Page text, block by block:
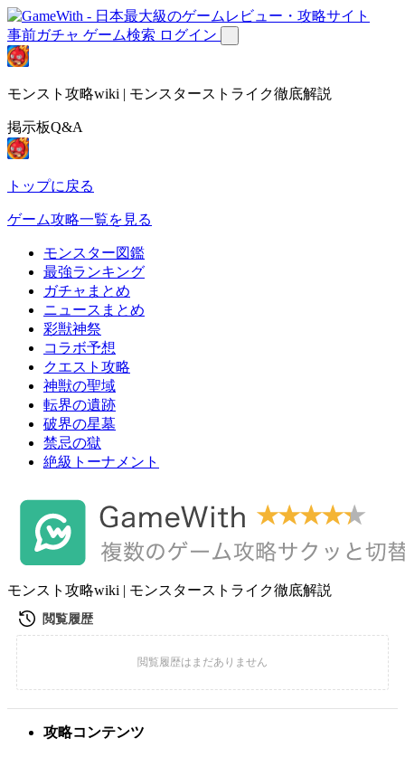
事前ガチャ ゲーム検索 ログイン
モンスト攻略wiki | モンスターストライク徹底解説
掲示板Q&A
トップに戻る
ゲーム攻略一覧を見る
モンスター図鑑
最強ランキング
ガチャまとめ
ニュースまとめ
彩獣神祭
コラボ予想
クエスト攻略
神獣の聖域
転界の遺跡
破界の星墓
禁忌の獄
絶級トーナメント
モンスト攻略wiki | モンスターストライク徹底解説
攻略コンテンツ